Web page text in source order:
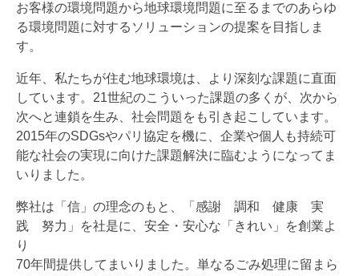
お客様の環境問題から地球環境問題に至るまでのあらゆ
る環境問題に対するソリューションの提案を目指しま
す。
近年、私たちが住む地球環境は、より深刻な課題に直面
しています。21世紀のこういった課題の多くが、次から
次へと連鎖を生み、社会問題をも引き起こしています。
2015年のSDGsやパリ協定を機に、企業や個人も持続可
能な社会の実現に向けた課題解決に臨むようになってま
いりました。
弊社は「信」の理念のもと、「感謝 調和 健康 実
践 努力」を社是に、安全・安心な「きれい」を創業よ
り
70年間提供してまいりました。単なるごみ処理に留まら